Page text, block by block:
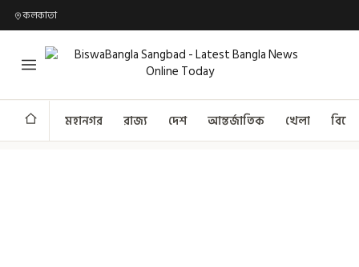
কলকাতা
মহানগর রাজ্য দেশ আন্তর্জাতিক খেলা